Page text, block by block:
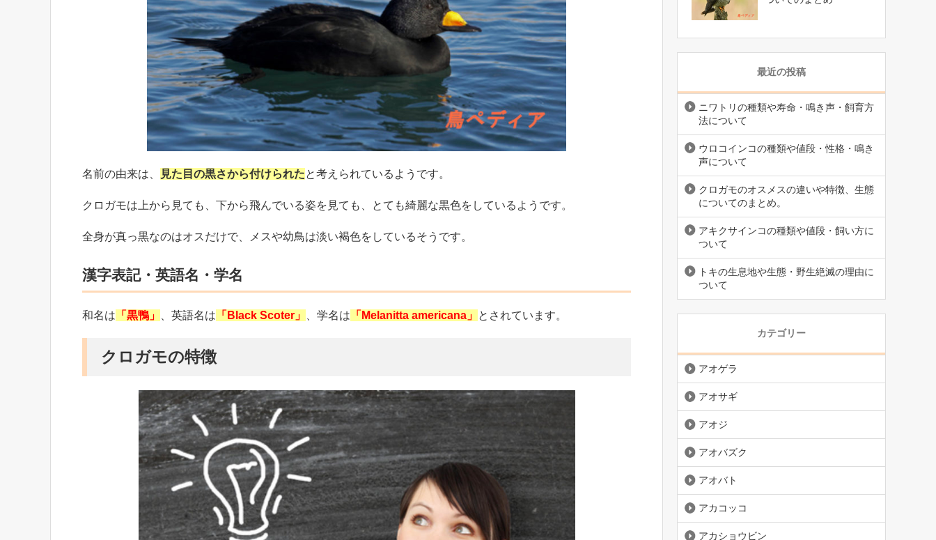
名前の由来は、 見た目の黒さから付けられたと考えられているようです。
クロガモは上から見ても、下から飛んでいる姿を見ても、とても綺麗な黒色をしているようです。
全身が真っ黒なのはオスだけで、メスや幼鳥は淡い褐色をしているそうです。
漢字表記・英語名・学名
和名は 「黒鴨」 、英語名は 「 Black Scoter 」 、学名は 「 Melanitta americana 」 とされています。
クロガモの特徴
最近の投稿
ニワトリの種類や寿命・鳴き声・飼育方
法について
ウロコインコの種類や値段・性格・鳴き
声について
クロガモのオスメスの違いや特徴、生態
についてのまとめ。
アキクサインコの種類や値段・飼い方に
ついて
トキの生息地や生態・野生絶滅の理由に
ついて
カテゴリー
アオゲラ
アオサギ
アオジ
アオバズク
アオバト
アカコッコ
アカショウビン